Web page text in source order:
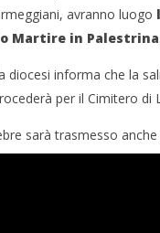
avranno luogo
Martire in Palestrina
diocesi informa che la
per il Cimitero di
sarà trasmesso